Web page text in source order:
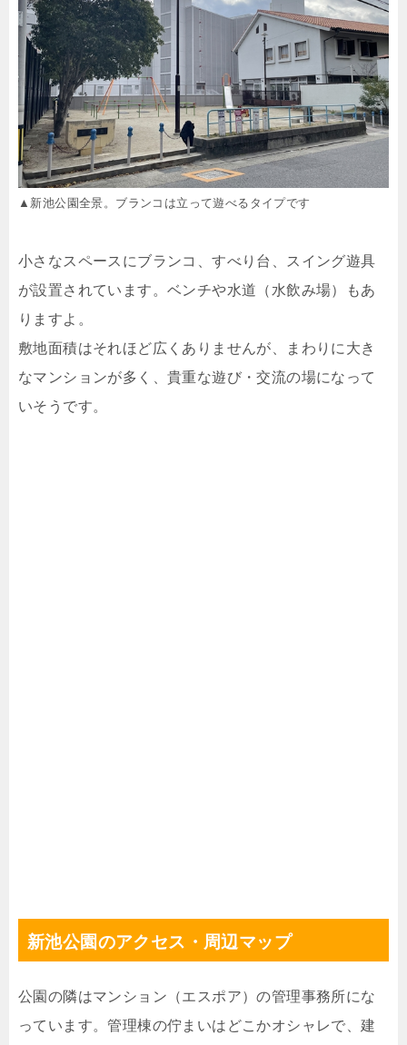
▲新池公園全景。ブランコは立って遊べるタイプです
小さなスペースにブランコ、すべり台、スイング遊具
が設置されています。ベンチや水道（水飲み場）もあ
りますよ。
敷地面積はそれほど広くありませんが、まわりに大き
なマンションが多く、貴重な遊び・交流の場になって
いそうです。
新池公園のアクセス・周辺マップ
公園の隣はマンション（エスポア）の管理事務所にな
っています。管理棟の佇まいはどこかオシャレで、建